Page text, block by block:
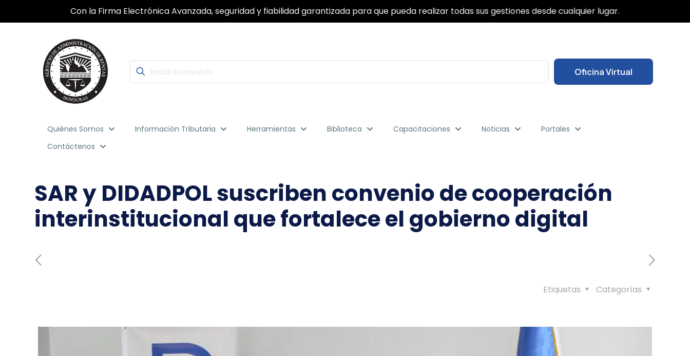
Con la Firma Electrónica Avanzada, seguridad y fiabilidad garantizada para que pueda realizar todas sus gestiones desde cualquier lugar.
Oficina Virtual
Quiénes Somos Información Tributaria Herramientas Biblioteca Capacitaciones Noticias
Portales
Contáctenos
SAR y DIDADPOL suscriben convenio de cooperación
interinstitucional que fortalece el gobierno digital
Categorías
Etiquetas